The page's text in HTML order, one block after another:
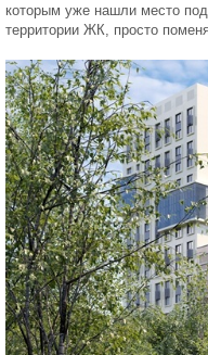
которым уже нашли место под
территории ЖК, просто